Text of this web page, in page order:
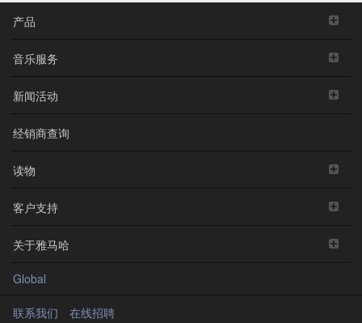
产品
音乐服务
新闻活动
经销商查询
读物
客户支持
关于雅马哈
Global
联系我们
在线招聘